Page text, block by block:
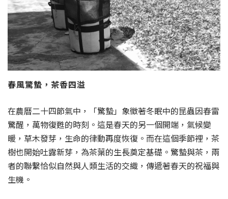
春風驚蟄，茶香四溢
在農曆二十四節氣中，「驚蟄」象徵著冬眠中的昆蟲因春雷
驚醒，萬物復甦的時刻。這是春天的另一個開端，氣候變
暖，草木發芽，生命的律動再度恢復。而在這個季節裡，茶
樹也開始吐露新芽，為茶葉的生長奠定基礎。驚蟄與茶，兩
者的聯繫恰似自然與人類生活的交織，傳遞著春天的祝福與
生機。